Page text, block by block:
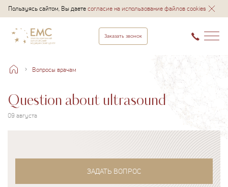
Пользуясь сайтом, Вы даетесогласие на использование файлов cookies
Заказать звонок
Вопросы врачам
Question about ultrasound
09 августа
ЗАДАТЬ ВОПРОС